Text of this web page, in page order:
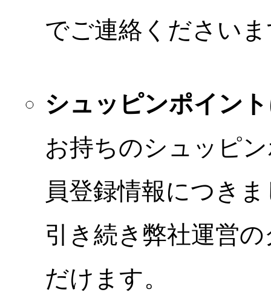
でご連絡ください
シュッピンポイン
お持ちのシュッピ
員登録情報につき
引き続き弊社運営
だけます。